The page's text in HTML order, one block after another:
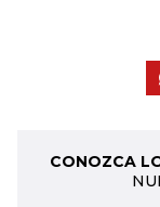
CONOZCA